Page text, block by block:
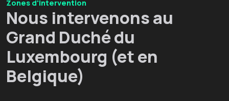
Zones d'intervention
Nous intervenons au
Grand Duché du
Luxembourg (et en
Belgique)